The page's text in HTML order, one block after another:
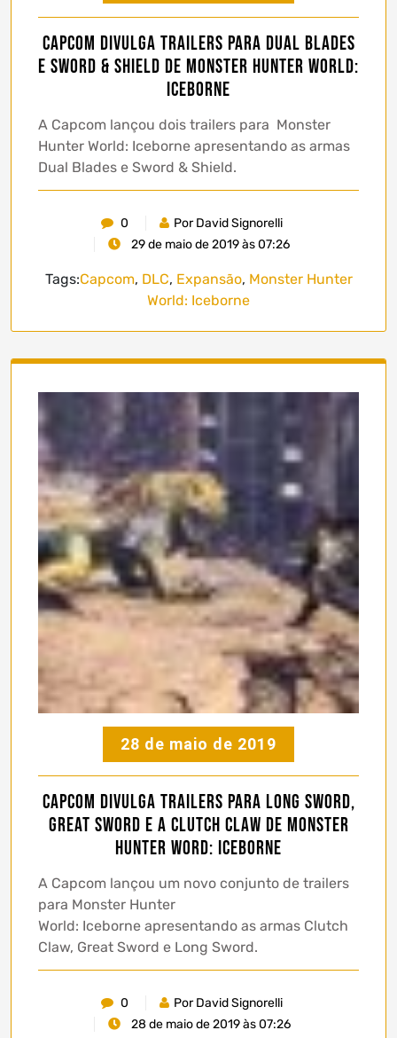
Capcom divulga trailers para Dual Blades
e Sword & Shield de Monster Hunter World:
Iceborne
A Capcom lançou dois trailers para Monster
Hunter World: Iceborne apresentando as armas
Dual Blades e Sword & Shield.
0
Por David Signorelli
29 de maio de 2019 às 07:26
Tags:Capcom, DLC, Expansão, Monster Hunter
World: Iceborne
28 de maio de 2019
Capcom divulga trailers para Long Sword,
Great Sword e a Clutch Claw de Monster
Hunter Word: Iceborne
A Capcom lançou um novo conjunto de trailers
para Monster Hunter
World: Iceborne apresentando as armas Clutch
Claw, Great Sword e Long Sword.
0
Por David Signorelli
28 de maio de 2019 às 07:26